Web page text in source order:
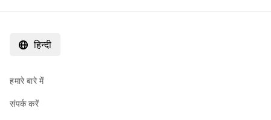
हिन्दी
हमारे बारे में
संपर्क करें